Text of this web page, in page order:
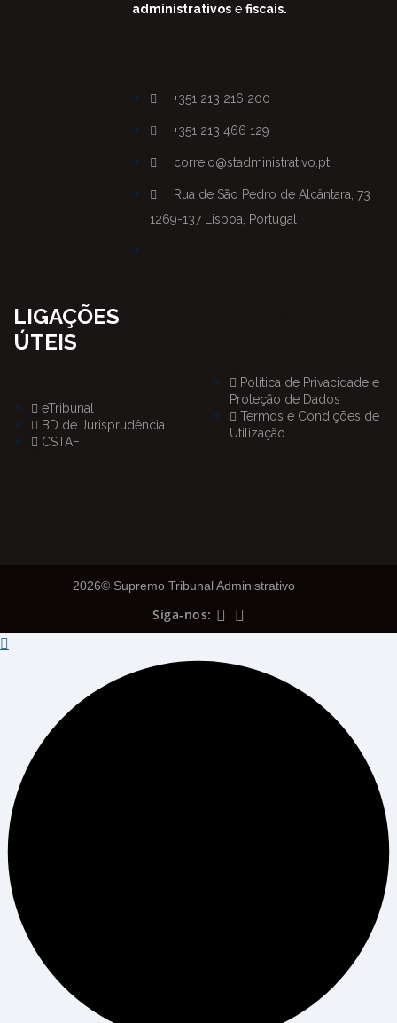
administrativos efiscais.
+351 213 216 200
+351 213 466 129
correio@stadministrativo.pt
Rua de São Pedro de Alcântara, 73
1269-137 Lisboa, Portugal
LIGAÇÕES
ÚTEIS
eTribunal
BD de Jurisprudência
CSTAF
Política de Privacidade e
Proteção de Dados
Termos e Condições de
Utilização
2026© Supremo Tribunal Administrativo
Siga-nos: